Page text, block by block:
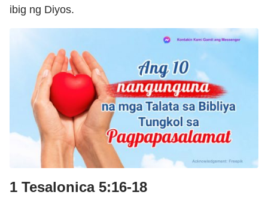
ibig ng Diyos.
1 Tesalonica 5:16-18